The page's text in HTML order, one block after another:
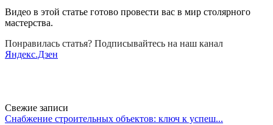
Видео в этой статье готово провести вас в мир столярного
мастерства.
Понравилась статья? Подписывайтесь на наш канал
Яндекс.Дзен
Свежие записи
Снабжение строительных объектов: ключ к успеш...